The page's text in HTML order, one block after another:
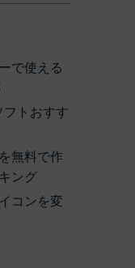
で使える
フトおすす
無料で作
ング
コンを変